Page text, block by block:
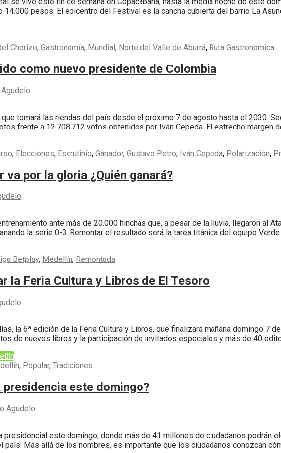
pesos. El epicentro del Festival es la cancha cubierta del barrio La
Chorizo, Gastronomía, Mundial, Norte del Valle de Aburrá, Ruta Gastronómica
como nuevo presidente de Colombia
tomará las riendas del país desde el próximo 7 de agosto hasta el 2030.
frente a 12.708.712 votos obtenidos por Iván Cepeda. El estrecho margen
, Elecciones, Escrutinio, Ganador, Gustavo Petro, Iván Cepeda, Polarización,
por la gloria ¿Quién ganará?
ante más de 20.000 hinchas que, a pesar de la lluvia, llegaron al
la serie 0-3. Remontar el resultado será la tarea titánica del equipo
Betplay, Medellín, Remontada
la Feria Cultura y Libros de El Tesoro
la 6ª edición de la Feria Cultura y Libros, que finalizará mañana domingo 7
de nuevos libros y la participación de invitados especiales y más de 40
, Popular, Tradiciones
este domingo?
Agudelo
este domingo, donde más de 41 millones de ciudadanos podrán
país. Más allá de los nombres, es importante que los ciudadanos conozcan